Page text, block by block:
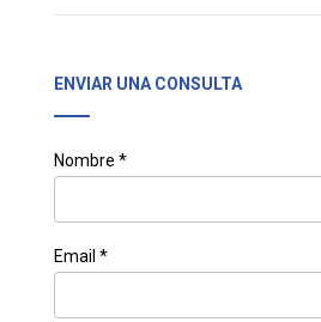
ENVIAR UNA CONSULTA
Nombre *
Email *